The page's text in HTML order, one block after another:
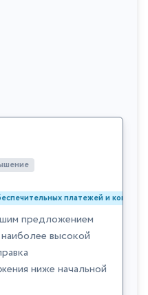
платежей и
предложением
высокой
ниже начальной